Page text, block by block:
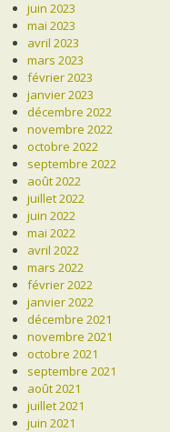
juin 2023
mai 2023
avril 2023
mars 2023
février 2023
janvier 2023
décembre 2022
novembre 2022
octobre 2022
septembre 2022
août 2022
juillet 2022
juin 2022
mai 2022
avril 2022
mars 2022
février 2022
janvier 2022
décembre 2021
novembre 2021
octobre 2021
septembre 2021
août 2021
juillet 2021
juin 2021